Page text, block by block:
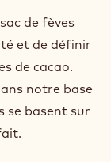
de fèves
et de définir
de cacao.
notre base
se basent sur